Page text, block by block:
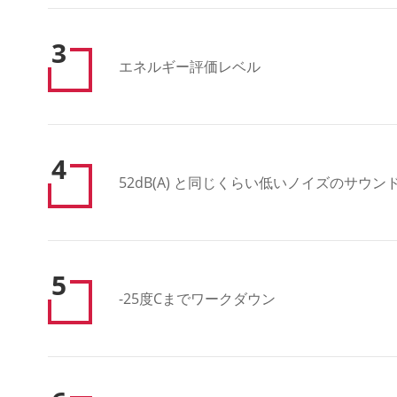
3 エネルギー評価レベル
4 52dB(A) と同じくらい低いノイズのサウン
5 -25度Cまでワークダウン